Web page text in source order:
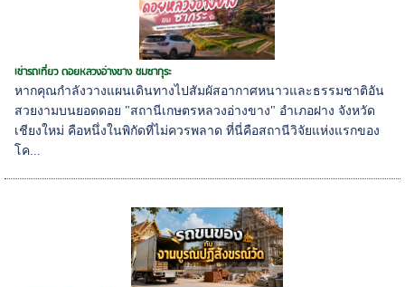
เช่ารถเที่ยว ดอยหลวงอ่างขาง ชมซากุระ
หากคุณกำลังวางแผนเดินทางไปสัมผัสอากาศหนาวและธรรมชาติอัน
สวยงามบนยอดดอย "สถานีเกษตรหลวงอ่างขาง" อำเภอฝาง จังหวัด
เชียงใหม่ คือหนึ่งในพิกัดที่ไม่ควรพลาด ที่นี่คือสถานีวิจัยแห่งแรกของ
โค...